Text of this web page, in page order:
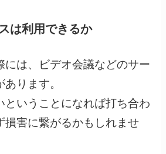
は利用できるか
には、ビデオ会議などのサー
ります。
ということになれば打ち合わ
損害に繋がるかもしれませ